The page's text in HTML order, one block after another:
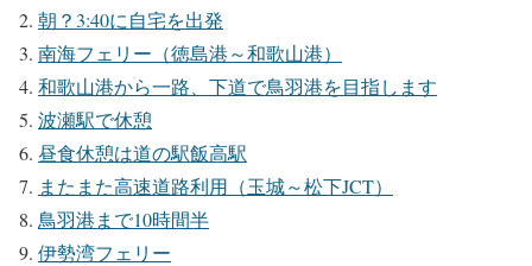
朝？3:40に自宅を出発
南海フェリー（徳島港～和歌山港）
和歌山港から一路、下道で鳥羽港を目指します
波瀬駅で休憩
昼食休憩は道の駅飯高駅
またまた高速道路利用（玉城～松下JCT）
鳥羽港まで10時間半
伊勢湾フェリー